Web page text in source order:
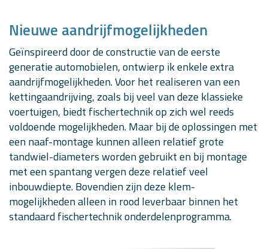
Nieuwe aandrijfmogelijkheden
Geïnspireerd door de constructie van de eerste
generatie automobielen, ontwierp ik enkele extra
aandrijfmogelijkheden. Voor het realiseren van een
kettingaandrijving, zoals bij veel van deze klassieke
voertuigen, biedt fischertechnik op zich wel reeds
voldoende mogelijkheden. Maar bij de oplossingen met
een naaf-montage kunnen alleen relatief grote
tandwiel-diameters worden gebruikt en bij montage
met een spantang vergen deze relatief veel
inbouwdiepte. Bovendien zijn deze klem-
mogelijkheden alleen in rood leverbaar binnen het
standaard fischertechnik onderdelenprogramma.